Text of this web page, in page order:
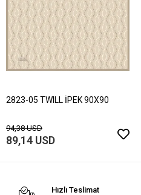
2823-05 TWILL İPEK 90X90
94,38 USD
89,14 USD
Hızlı Teslimat